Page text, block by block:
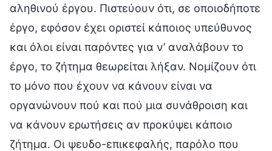
αληθινού έργου. Πιστεύουν ότι, σε οποιοδήποτε
έργο, εφόσον έχει οριστεί κάποιος υπεύθυνος
και όλοι είναι παρόντες για ν’ αναλάβουν το
έργο, το ζήτημα θεωρείται λήξαν. Νομίζουν ότι
το μόνο που έχουν να κάνουν είναι να
οργανώνουν πού και πού μια συνάθροιση και
να κάνουν ερωτήσεις αν προκύψει κάποιο
ζήτημα. Οι ψευδο-επικεφαλής, παρόλο που